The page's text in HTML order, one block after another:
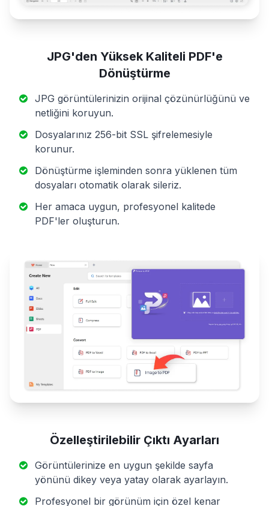
JPG'den Yüksek Kaliteli PDF'e
Dönüştürme
JPG görüntülerinizin orijinal çözünürlüğünü ve
netliğini koruyun.
Dosyalarınız 256-bit SSL şifrelemesiyle
korunur.
Dönüştürme işleminden sonra yüklenen tüm
dosyaları otomatik olarak sileriz.
Her amaca uygun, profesyonel kalitede
PDF'ler oluşturun.
Özelleştirilebilir Çıktı Ayarları
Görüntülerinize en uygun şekilde sayfa
yönünü dikey veya yatay olarak ayarlayın.
Profesyonel bir görünüm için özel kenar